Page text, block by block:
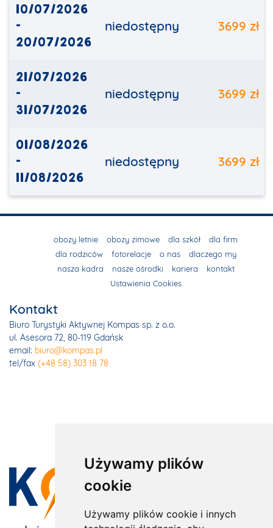
Używamy plików
cookie
Używamy plików cookie i innych
10/07/2026
-
20/07/2026
niedostępny 3699 zł
21/07/2026
-
31/07/2026
niedostępny 3699 zł
01/08/2026
-
11/08/2026
niedostępny 3699 zł
obozy letnie obozy zimowe dla szkół
dla firm
dla rodziców
fotorelacje o nas
dlaczego my
nasza kadra
nasze ośrodki kariera
kontakt
Ustawienia Cookies
Kontakt
Biuro Turystyki Aktywnej Kompas sp. z o.o.
ul. Asesora 72, 80-119 Gdańsk
email: biuro@kompas.pl
tel/fax (+48 58) 303 18 78